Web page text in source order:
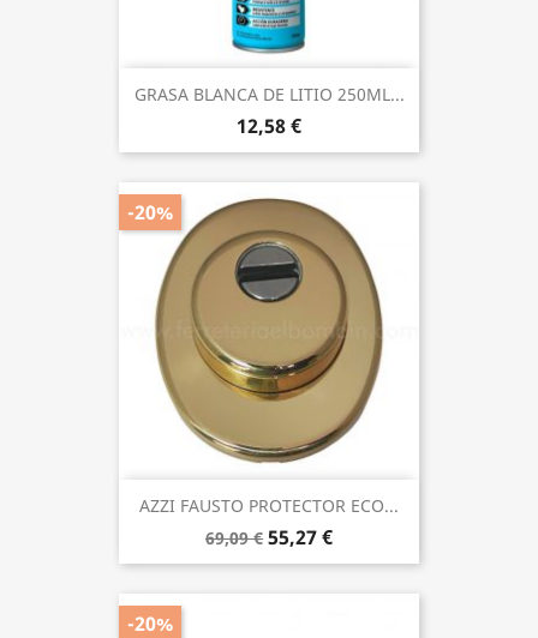
GRASA BLANCA DE LITIO 250ML...
12,58 €
AZZI FAUSTO PROTECTOR ECO...
69,09 € 55,27 €
-20%
-20%